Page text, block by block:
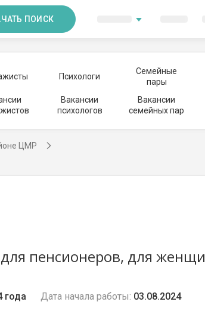
ПОИСК
Психологи
Семейные
пары
Вакансии
психологов
Вакансии
семейных пар
ЦМР
пенсионеров, для
года Дата начала работы: 03.08.2024